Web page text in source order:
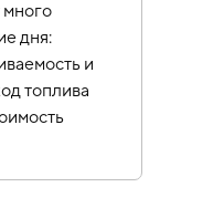
дня:
и
топлива